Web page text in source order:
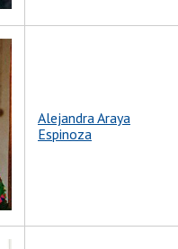
Alejandra Araya
Espinoza